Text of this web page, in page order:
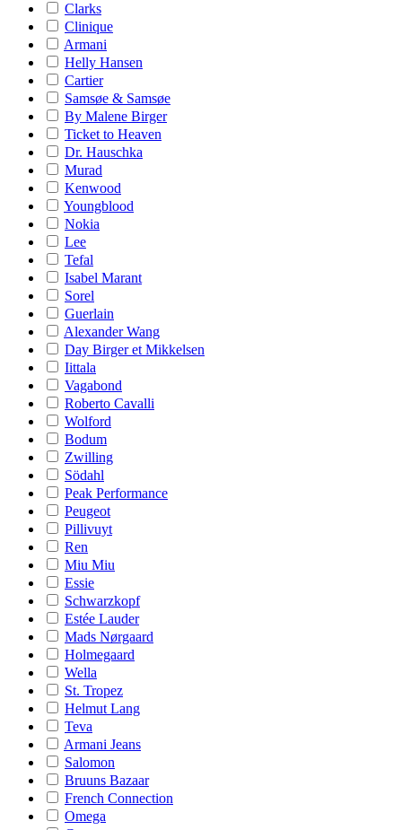
Clarks
Clinique
Armani
Helly Hansen
Cartier
Samsøe & Samsøe
By Malene Birger
Ticket to Heaven
Dr. Hauschka
Murad
Kenwood
Youngblood
Nokia
Lee
Tefal
Isabel Marant
Sorel
Guerlain
Alexander Wang
Day Birger et Mikkelsen
Iittala
Vagabond
Roberto Cavalli
Wolford
Bodum
Zwilling
Södahl
Peak Performance
Peugeot
Pillivuyt
Ren
Miu Miu
Essie
Schwarzkopf
Estée Lauder
Mads Nørgaard
Holmegaard
Wella
St. Tropez
Helmut Lang
Teva
Armani Jeans
Salomon
Bruuns Bazaar
French Connection
Omega